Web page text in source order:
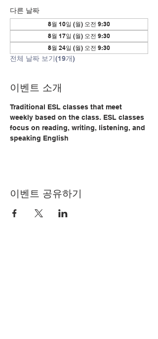
다른 날짜
8월 10일 (월) 오전 9:30
8월 17일 (월) 오전 9:30
8월 24일 (월) 오전 9:30
전체 날짜 보기(19개)
이벤트 소개
Traditional ESL classes that meet
weekly based on the class. ESL classes
focus on reading, writing, listening, and
speaking English
이벤트 공유하기